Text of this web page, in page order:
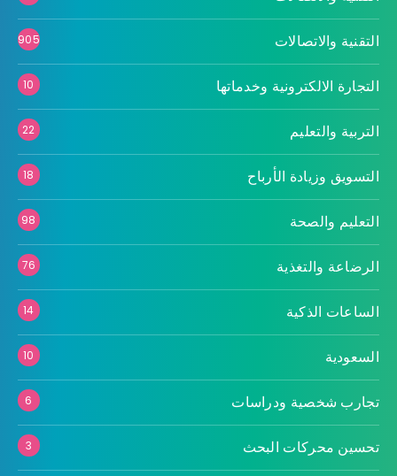
التقنية والاتصالات 905
التجارة الالكترونية وخدماتها 10
التربية والتعليم 22
التسويق وزيادة الأرباح 18
التعليم والصحة 98
الرضاعة والتغذية 76
الساعات الذكية 14
السعودية 10
تجارب شخصية ودراسات 6
تحسين محركات البحث 3